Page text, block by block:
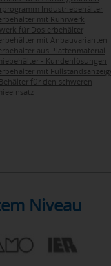
Industriebehälter
mit Rührwerk
für Dosierbehälter
mit Anbauvarianten
aus Plattenmaterial
- Kundenlösungen
mit
für den schweren
Niveau